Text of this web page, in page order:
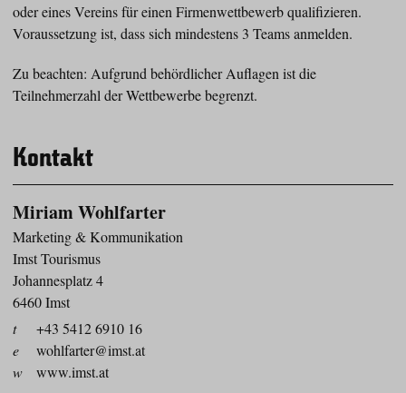
oder eines Vereins für einen Firmenwettbewerb qualifizieren.
Voraussetzung ist, dass sich mindestens 3 Teams anmelden.
Zu beachten: Aufgrund behördlicher Auflagen ist die
Teilnehmerzahl der Wettbewerbe begrenzt.
Kontakt
Miriam Wohlfarter
Marketing & Kommunikation
Imst Tourismus
Johannesplatz 4
6460 Imst
t
+43 5412 6910 16
e
wohlfarter@imst.at
w
www.imst.at